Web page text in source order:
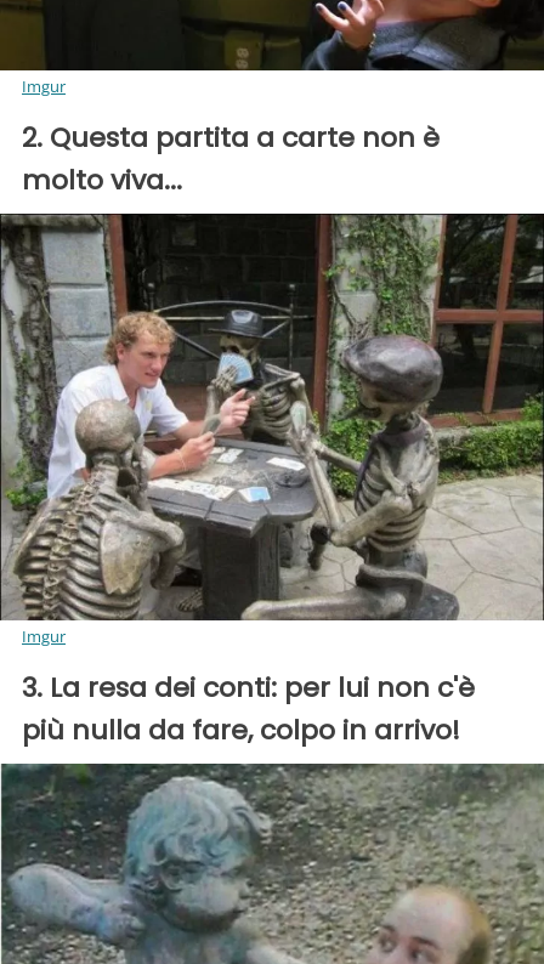
Imgur
2. Questa partita a carte non è
molto viva...
Imgur
3. La resa dei conti: per lui non c'è
più nulla da fare, colpo in arrivo!